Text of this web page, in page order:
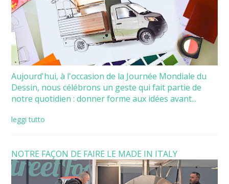
Aujourd'hui, à l'occasion de la Journée Mondiale du
Dessin, nous célébrons un geste qui fait partie de
notre quotidien : donner forme aux idées avant...
leggi tutto
NOTRE FAÇON DE FAIRE LE MADE IN ITALY